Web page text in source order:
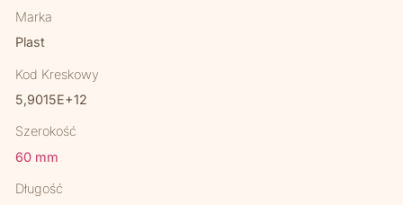
Marka
Plast
Kod Kreskowy
5,9015E+12
Szerokość
60 mm
Długość